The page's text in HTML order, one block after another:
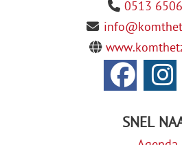
0513
SNEL